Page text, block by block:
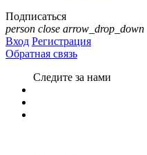
Подписаться
person close arrow_drop_down
Вход Регистрация
Обратная связь
Следите за нами